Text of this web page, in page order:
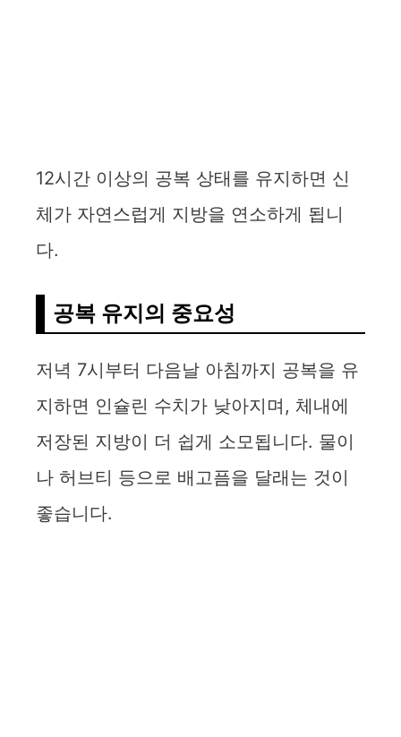
12시간 이상의 공복 상태를 유지하면 신
체가 자연스럽게 지방을 연소하게 됩니
다.
공복 유지의 중요성
저녁 7시부터 다음날 아침까지 공복을 유
지하면 인슐린 수치가 낮아지며, 체내에
저장된 지방이 더 쉽게 소모됩니다. 물이
나 허브티 등으로 배고픔을 달래는 것이
좋습니다.